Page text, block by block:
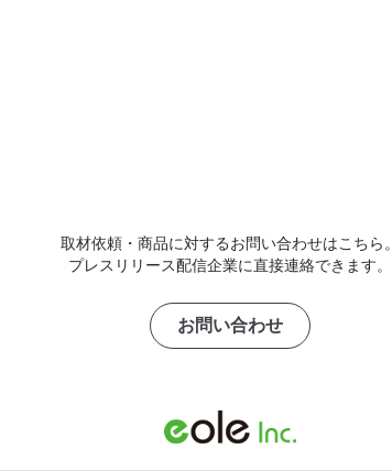
取材依頼・商品に対するお問い合わせはこちら。
プレスリリース配信企業に直接連絡できます。
お問い合わせ